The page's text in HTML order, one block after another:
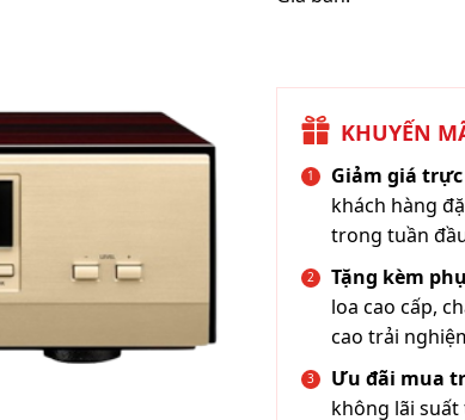
KHUYẾN
Giảm giá
khách hàng
trong tuần
Tặng kèm
loa cao cấp,
cao trải
Ưu đãi mua
không lãi